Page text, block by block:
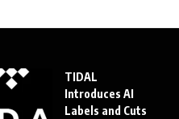
TIDAL
Introduces AI
Labels and Cuts